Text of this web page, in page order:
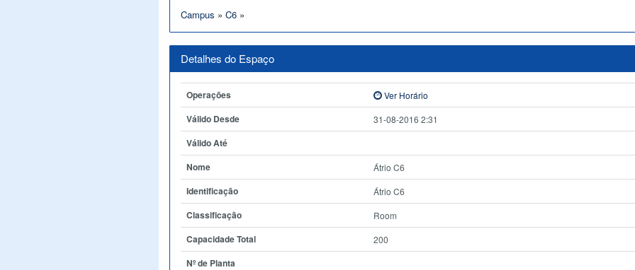
Campus » C6 »
Detalhes do Espaço
Operações Ver Horário
Válido Desde 31-08-2016 2:31
Válido Até
Nome
Átrio C6
Identificação Átrio C6
Classificação Room
Capacidade Total 200
Nº de Planta